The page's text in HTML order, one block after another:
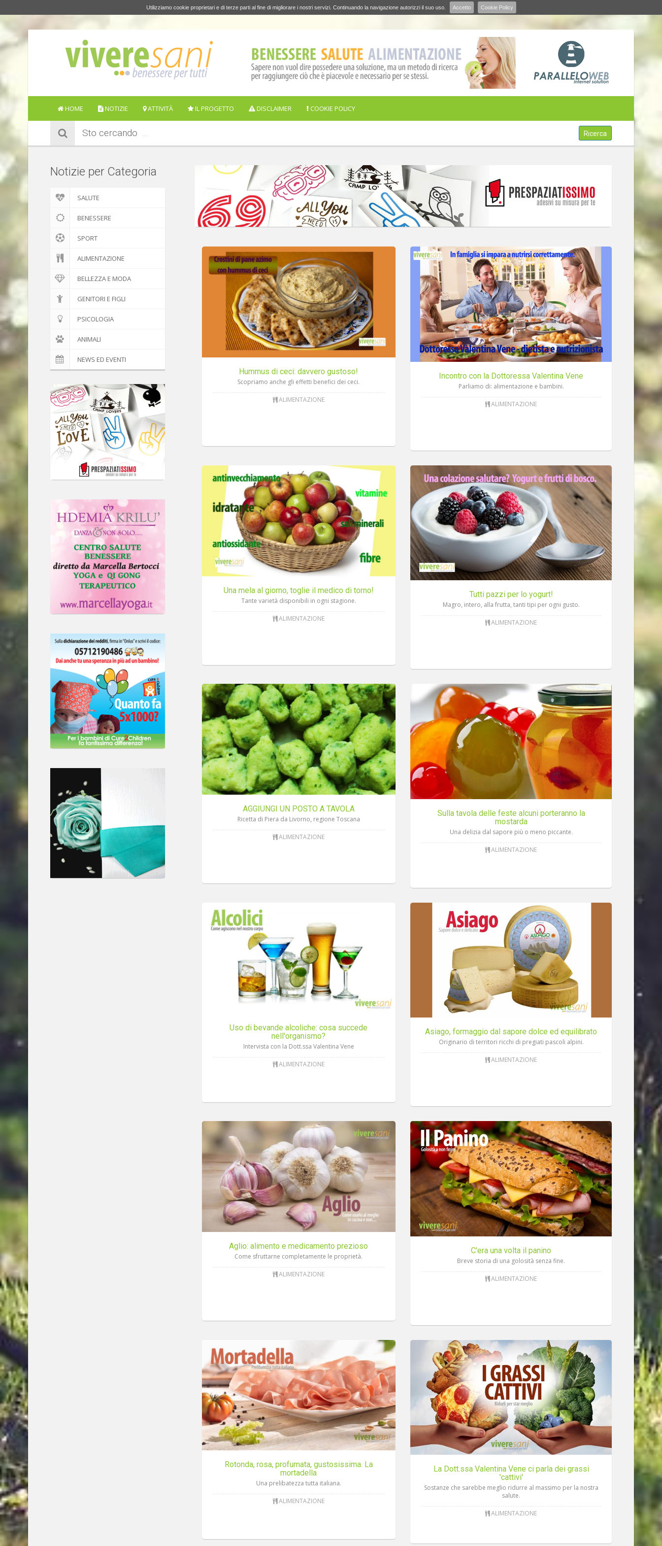
Utilizziamo cookie proprietari e di terze parti al fine di migliorare i nostri servizi. Continuando la navigazione autorizzi il suo uso. Accetto Cookie Policy
HOME NOTIZIE ATTIVITÀ IL PROGETTO DISCLAIMER COOKIE POLICY
Sto cercando Ricerca
Notizie per Categoria
SALUTE
BENESSERE
SPORT
ALIMENTAZIONE
BELLEZZA E MODA
GENITORI E FIGLI
PSICOLOGIA
ANIMALI
NEWS ED EVENTI
Hummus di ceci: davvero gustoso!
Scopriamo anche gli effetti benefici dei ceci.
ALIMENTAZIONE
Incontro con la Dottoressa Valentina Vene
Parliamo di: alimentazione e bambini.
ALIMENTAZIONE
Una mela al giorno, toglie il medico di torno!
Tante varietà disponibili in ogni stagione.
ALIMENTAZIONE
Tutti pazzi per lo yogurt!
Magro, intero, alla frutta, tanti tipi per ogni gusto.
ALIMENTAZIONE
AGGIUNGI UN POSTO A TAVOLA
Ricetta di Piera da Livorno, regione Toscana
ALIMENTAZIONE
Sulla tavola delle feste alcuni porteranno la
mostarda
Una delizia dal sapore più o meno piccante.
ALIMENTAZIONE
Uso di bevande alcoliche: cosa succede
nell'organismo?
Intervista con la Dott.ssa Valentina Vene
ALIMENTAZIONE
Asiago, formaggio dal sapore dolce ed equilibrato
Originario di territori ricchi di pregiati pascoli alpini.
ALIMENTAZIONE
Aglio: alimento e medicamento prezioso
Come sfruttarne completamente le proprietà.
ALIMENTAZIONE
C'era una volta il panino
Breve storia di una golosità senza fine.
ALIMENTAZIONE
Rotonda, rosa, profumata, gustosissima. La
mortadella
Una prelibatezza tutta italiana.
ALIMENTAZIONE
La Dott.ssa Valentina Vene ci parla dei grassi
'cattivi'
Sostanze che sarebbe meglio ridurre al massimo per la nostra
salute.
ALIMENTAZIONE